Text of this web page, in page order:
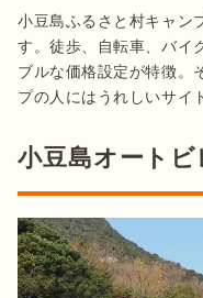
小豆島ふるさと村キャン
す。徒歩、自転車、バイ
ブルな価格設定が特徴。
プの人にはうれしいサイ
小豆島オート